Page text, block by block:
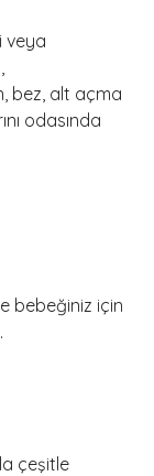
veya
bez, alt açma
odasında
bebeğiniz için
çeşitle